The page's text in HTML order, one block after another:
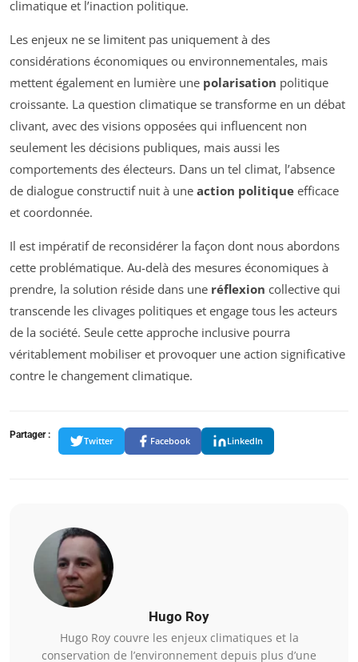
climatique et l’inaction politique.
Les enjeux ne se limitent pas uniquement à des
considérations économiques ou environnementales, mais
mettent également en lumière une polarisation politique
croissante. La question climatique se transforme en un débat
clivant, avec des visions opposées qui influencent non
seulement les décisions publiques, mais aussi les
comportements des électeurs. Dans un tel climat, l’absence
de dialogue constructif nuit à une action politique efficace
et coordonnée.
Il est impératif de reconsidérer la façon dont nous abordons
cette problématique. Au-delà des mesures économiques à
prendre, la solution réside dans une réflexion collective qui
transcende les clivages politiques et engage tous les acteurs
de la société. Seule cette approche inclusive pourra
véritablement mobiliser et provoquer une action significative
contre le changement climatique.
Partager :
Twitter Facebook LinkedIn
Hugo Roy
Hugo Roy couvre les enjeux climatiques et la
conservation de l’environnement depuis plus d’une